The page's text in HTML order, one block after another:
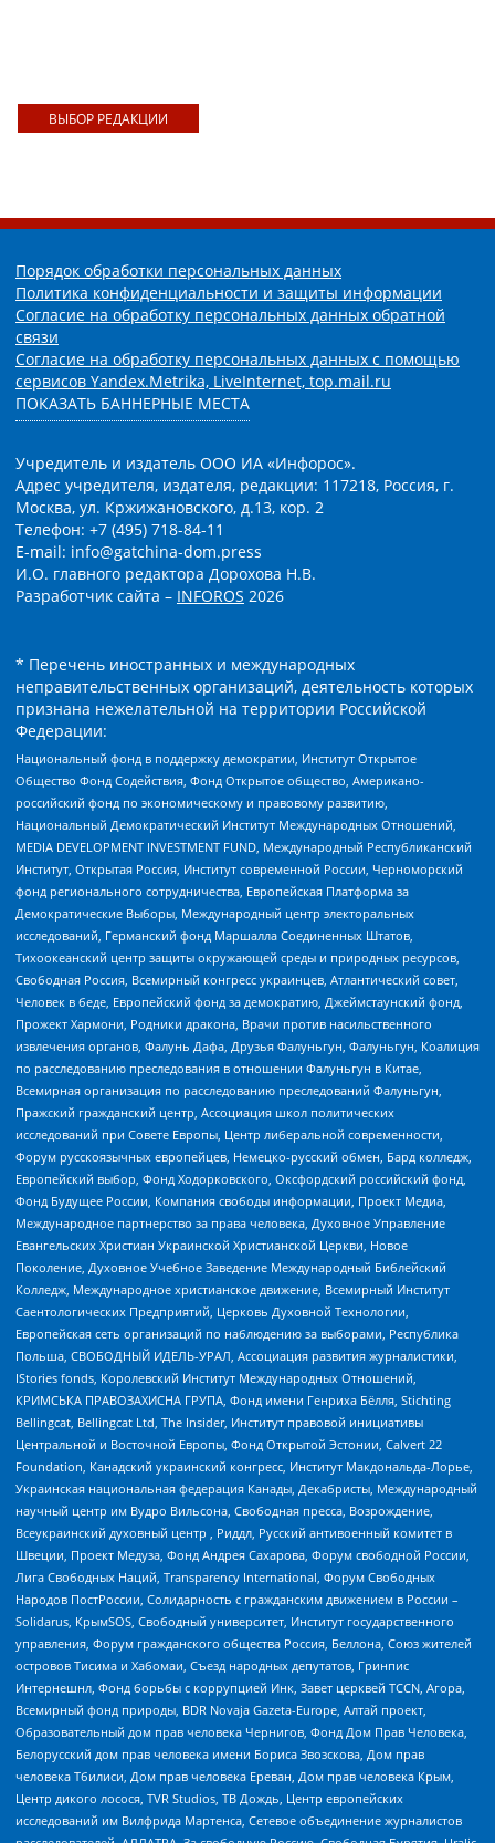
ВЫБОР РЕДАКЦИИ
Порядок обработки персональных данных
Политика конфиденциальности и защиты информации
Согласие на обработку персональных данных обратной
связи
Согласие на обработку персональных данных с помощью
сервисов Yandex.Metrika, LiveInternet, top.mail.ru
ПОКАЗАТЬ БАННЕРНЫЕ МЕСТА
Учредитель и издатель ООО ИА «Инфорос».
Адрес учредителя, издателя, редакции: 117218, Россия, г.
Москва, ул. Кржижановского, д.13, кор. 2
Телефон: +7 (495) 718-84-11
E-mail: info@gatchina-dom.press
И.О. главного редактора Дорохова Н.В.
Разработчик сайта – INFOROS 2026
* Перечень иностранных и международных
неправительственных организаций, деятельность которых
признана нежелательной на территории Российской
Федерации:
Национальный фонд в поддержку демократии, Институт Открытое
Общество Фонд Содействия, Фонд Открытое общество, Американо-
российский фонд по экономическому и правовому развитию,
Национальный Демократический Институт Международных Отношений,
MEDIA DEVELOPMENT INVESTMENT FUND, Международный Республиканский
Институт, Открытая Россия, Институт современной России, Черноморский
фонд регионального сотрудничества, Европейская Платформа за
Демократические Выборы, Международный центр электоральных
исследований, Германский фонд Маршалла Соединенных Штатов,
Тихоокеанский центр защиты окружающей среды и природных ресурсов,
Свободная Россия, Всемирный конгресс украинцев, Атлантический совет,
Человек в беде, Европейский фонд за демократию, Джеймстаунский фонд,
Прожект Хармони, Родники дракона, Врачи против насильственного
извлечения органов, Фалунь Дафа, Друзья Фалуньгун, Фалуньгун, Коалиция
по расследованию преследования в отношении Фалуньгун в Китае,
Всемирная организация по расследованию преследований Фалуньгун,
Пражский гражданский центр, Ассоциация школ политических
исследований при Совете Европы, Центр либеральной современности,
Форум русскоязычных европейцев, Немецко-русский обмен, Бард колледж,
Европейский выбор, Фонд Ходорковского, Оксфордский российский фонд,
Фонд Будущее России, Компания свободы информации, Проект Медиа,
Международное партнерство за права человека, Духовное Управление
Евангельских Христиан Украинской Христианской Церкви, Новое
Поколение, Духовное Учебное Заведение Международный Библейский
Колледж, Международное христианское движение, Всемирный Институт
Саентологических Предприятий, Церковь Духовной Технологии,
Европейская сеть организаций по наблюдению за выборами, Республика
Польша, СВОБОДНЫЙ ИДЕЛЬ-УРАЛ, Ассоциация развития журналистики,
IStories fonds, Королевский Институт Международных Отношений,
КРИМСЬКА ПРАВОЗАХИСНА ГРУПА, Фонд имени Генриха Бёлля, Stichting
Bellingcat, Bellingcat Ltd, The Insider, Институт правовой инициативы
Центральной и Восточной Европы, Фонд Открытой Эстонии, Calvert 22
Foundation, Канадский украинский конгресс, Институт Макдональда-Лорье,
Украинская национальная федерация Канады, Декабристы, Международный
научный центр им Вудро Вильсона, Свободная пресса, Возрождение,
Всеукраинский духовный центр , Риддл, Русский антивоенный комитет в
Швеции, Проект Медуза, Фонд Андрея Сахарова, Форум свободной России,
Лига Свободных Наций, Transparеncy International, Форум Свободных
Народов ПостРоссии, Солидарность с гражданским движением в России –
Solidarus, КрымSOS, Свободный университет, Институт государственного
управления, Форум гражданского общества Россия, Беллона, Союз жителей
островов Тисима и Хабомаи, Съезд народных депутатов, Гринпис
Интернешнл, Фонд борьбы с коррупцией Инк, Завет церквей TCCN, Агора,
Всемирный фонд природы, BDR Novaja Gazeta-Europe, Алтай проект,
Образовательный дом прав человека Чернигов, Фонд Дом Прав Человека,
Белорусский дом прав человека имени Бориса Звозскова, Дом прав
человека Тбилиси, Дом прав человека Ереван, Дом прав человека Крым,
Центр дикого лосося, TVR Studios, ТВ Дождь, Центр европейских
исследований им Вилфрида Мартенса, Сетевое объединение журналистов